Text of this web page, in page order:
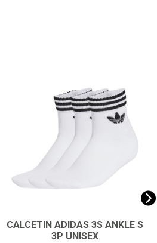
CALCETIN ADIDAS 3S ANKLE S
3P UNISEX